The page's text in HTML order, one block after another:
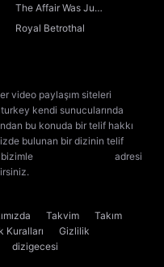
The Affair Was Just
the Beginning
Royal Betrothal
video paylaşım siteleri
kendi sunucularında
bu konuda bir telif hakkı
bulunan bir dizinin telif
bizimle
adresi
Takvim
Takım
Kuralları
Gizlilik
dizigecesi